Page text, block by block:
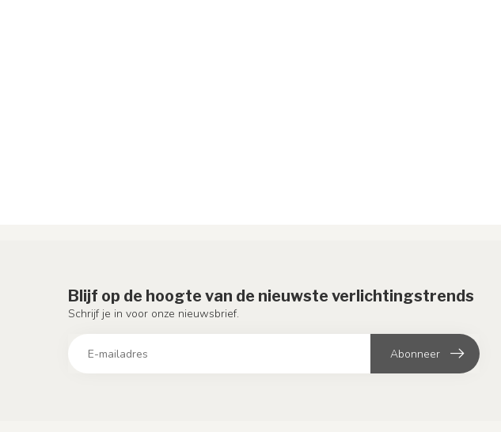
Blijf op de hoogte van de nieuwste verlichtingstrends
Schrijf je in voor onze nieuwsbrief.
Abonneer